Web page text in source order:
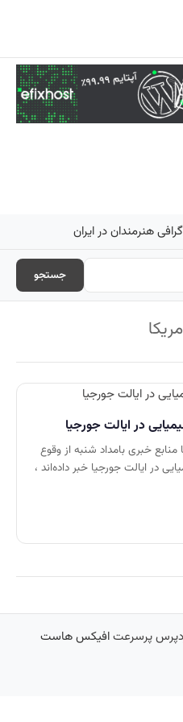
هنرمندان در ایران
جستجو
در ایالت جورجیا
منابع خبری بامداد شنبه از وقوع
در ایالت جورجیا خبر داده‌اند ،
پرسرعتافیکس هاست